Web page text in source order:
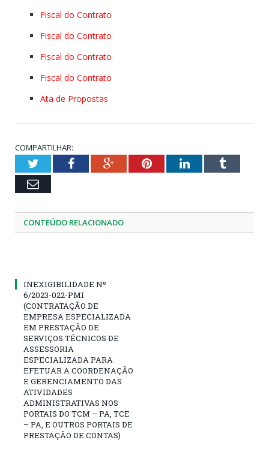
Fiscal do Contrato
Fiscal do Contrato
Fiscal do Contrato
Fiscal do Contrato
Ata de Propostas
COMPARTILHAR:
TwitterFacebookGoogle+PinterestLinkedInTumblr
Email
CONTEÚDO RELACIONADO
INEXIGIBILIDADE Nº
6/2023-022-PMI
(CONTRATAÇÃO DE
EMPRESA ESPECIALIZADA
EM PRESTAÇÃO DE
SERVIÇOS TÉCNICOS DE
ASSESSORIA
ESPECIALIZADA PARA
EFETUAR A COORDENAÇÃO
E GERENCIAMENTO DAS
ATIVIDADES
ADMINISTRATIVAS NOS
PORTAIS DO TCM – PA, TCE
– PA, E OUTROS PORTAIS DE
PRESTAÇÃO DE CONTAS)